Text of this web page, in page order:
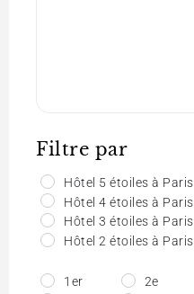
Filtre par
Hôtel 5 étoiles à Paris
Hôtel 4 étoiles à Paris
Hôtel 3 étoiles à Paris
Hôtel 2 étoiles à Paris
1er 2e